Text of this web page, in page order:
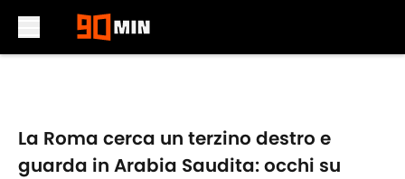
La Roma cerca un terzino destro e
guarda in Arabia Saudita: occhi su